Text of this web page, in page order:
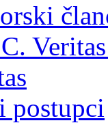
postupci